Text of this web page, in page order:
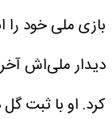
بازی ملی خود
دیدار ملی‌اش
کرد. او با ثبت